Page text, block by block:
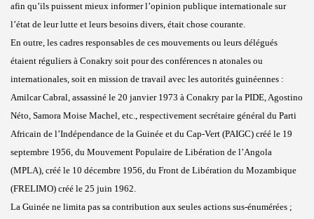
afin qu’ils puissent mieux informer l’opinion publique internationale sur
l’état de leur lutte et leurs besoins divers, était chose courante.
En outre, les cadres responsables de ces mouvements ou leurs délégués
étaient réguliers à Conakry soit pour des conférences n atonales ou
internationales, soit en mission de travail avec les autorités guinéennes :
Amilcar Cabral, assassiné le 20 janvier 1973 à Conakry par la PIDE, Agostino
Néto, Samora Moise Machel, etc., respectivement secrétaire général du Parti
Africain de l’Indépendance de la Guinée et du Cap-Vert (PAIGC) créé le 19
septembre 1956, du Mouvement Populaire de Libération de l’Angola
(MPLA), créé le 10 décembre 1956, du Front de Libération du Mozambique
(FRELIMO) créé le 25 juin 1962.
La Guinée ne limita pas sa contribution aux seules actions sus-énumérées ;